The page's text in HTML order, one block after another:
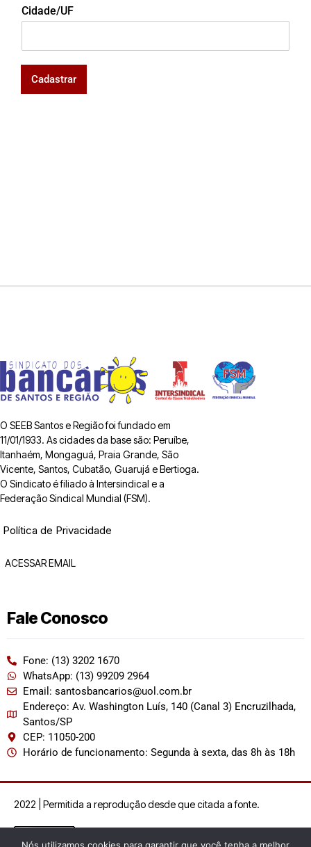
Cidade/UF
Cadastrar
O SEEB Santos e Região foi fundado em
11/01/1933. As cidades da base são: Peruíbe,
Itanhaém, Mongaguá, Praia Grande, São
Vicente, Santos, Cubatão, Guarujá e Bertioga.
O Sindicato é filiado à Intersindical e a
Federação Sindical Mundial (FSM).
Política de Privacidade
ACESSAR EMAIL
Fale Conosco
Fone: (13) 3202 1670
WhatsApp: (13) 99209 2964
Email: santosbancarios@uol.com.br
Endereço: Av. Washington Luís, 140 (Canal 3) Encruzilhada,
Santos/SP
CEP: 11050-200
Horário de funcionamento: Segunda à sexta, das 8h às 18h
2022 | Permitida a reprodução desde que citada a fonte.